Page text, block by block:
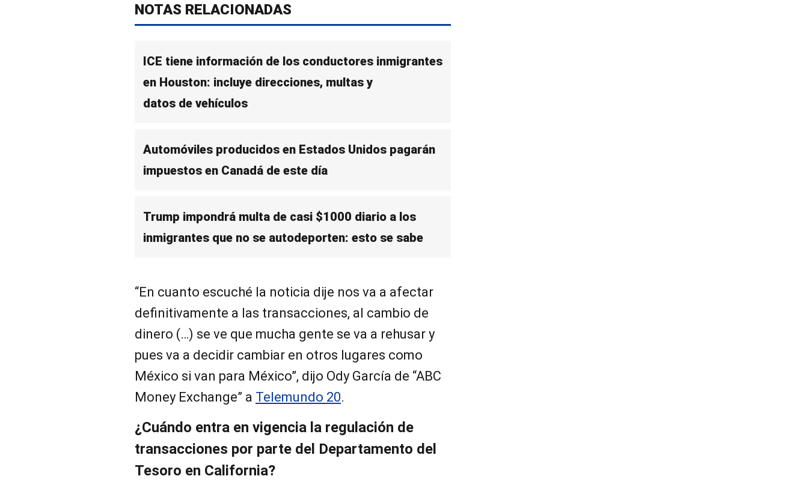
NOTAS RELACIONADAS
ICE tiene información de los conductores inmigrantes
en Houston: incluye direcciones, multas y
datos de vehículos
Automóviles producidos en Estados Unidos pagarán
impuestos en Canadá de este día
Trump impondrá multa de casi $1000 diario a los
inmigrantes que no se autodeporten: esto se sabe
“En cuanto escuché la noticia dije nos va a afectar
definitivamente a las transacciones, al cambio de
dinero (…) se ve que mucha gente se va a rehusar y
pues va a decidir cambiar en otros lugares como
México si van para México”, dijo Ody García de “ABC
Money Exchange” a Telemundo 20.
¿Cuándo entra en vigencia la regulación de
transacciones por parte del Departamento del
Tesoro en California?